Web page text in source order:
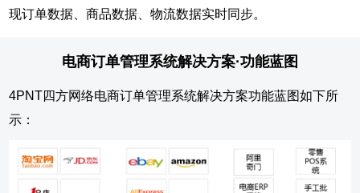
现订单数据、商品数据、物流数据实时同步。
电商订单管理系统解决方案·功能蓝图
4PNT四方网络电商订单管理系统解决方案功能蓝图如下所
示：